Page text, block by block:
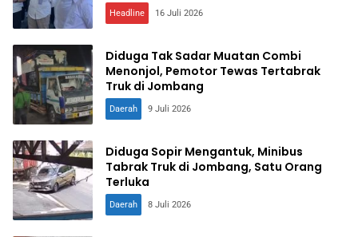
Headline 16 Juli 2026
Diduga Tak Sadar Muatan Combi
Menonjol, Pemotor Tewas Tertabrak
Truk di Jombang
Daerah 9 Juli 2026
Diduga Sopir Mengantuk, Minibus
Tabrak Truk di Jombang, Satu Orang
Terluka
Daerah 8 Juli 2026